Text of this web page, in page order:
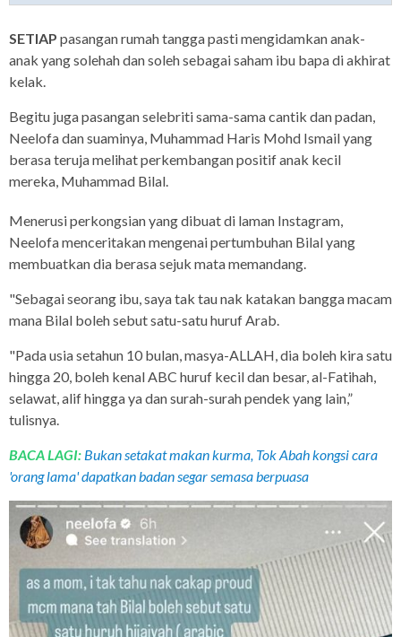
SETIAP pasangan rumah tangga pasti mengidamkan anak-
anak yang solehah dan soleh sebagai saham ibu bapa di akhirat
kelak.
Begitu juga pasangan selebriti sama-sama cantik dan padan,
Neelofa dan suaminya, Muhammad Haris Mohd Ismail yang
berasa teruja melihat perkembangan positif anak kecil
mereka, Muhammad Bilal.
Menerusi perkongsian yang dibuat di laman Instagram,
Neelofa menceritakan mengenai pertumbuhan Bilal yang
membuatkan dia berasa sejuk mata memandang.
"Sebagai seorang ibu, saya tak tau nak katakan bangga macam
mana Bilal boleh sebut satu-satu huruf Arab.
"Pada usia setahun 10 bulan, masya-ALLAH, dia boleh kira satu
hingga 20, boleh kenal ABC huruf kecil dan besar, al-Fatihah,
selawat, alif hingga ya dan surah-surah pendek yang lain,”
tulisnya.
BACA LAGI: Bukan setakat makan kurma, Tok Abah kongsi cara
'orang lama' dapatkan badan segar semasa berpuasa